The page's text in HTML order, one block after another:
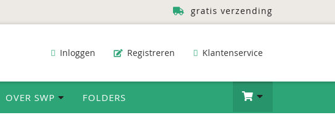
gratis verzending
Inloggen Registreren Klantenservice
OVER SWP FOLDERS